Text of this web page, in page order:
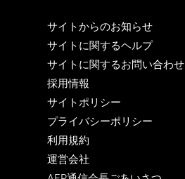
サイトからのお知らせ
サイトに関するヘルプ
サイトに関するお問い合わせ
採用情報
サイトポリシー
プライバシーポリシー
利用規約
運営会社